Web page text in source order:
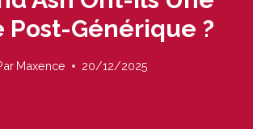
Post-Générique ?
Maxence 20/12/2025